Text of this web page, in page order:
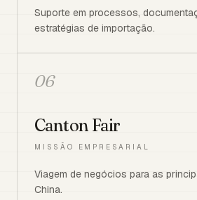
Suporte em processos,
estratégias de importação.
06
Canton Fair
MISSÃO EMPRESARIAL
Viagem de negócios para as
China.